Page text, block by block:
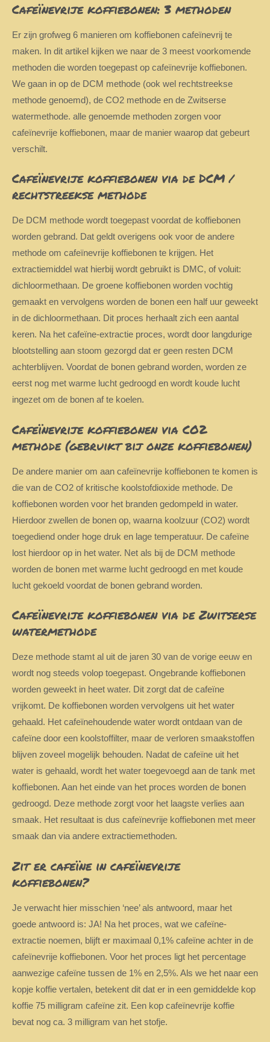
Cafeïnevrije koffiebonen: 3 methoden
Er zijn grofweg 6 manieren om koffiebonen cafeïnevrij te
maken. In dit artikel kijken we naar de 3 meest voorkomende
methoden die worden toegepast op cafeïnevrije koffiebonen.
We gaan in op de DCM methode (ook wel rechtstreekse
methode genoemd), de CO2 methode en de Zwitserse
watermethode. alle genoemde methoden zorgen voor
cafeïnevrije koffiebonen, maar de manier waarop dat gebeurt
verschilt.
Cafeïnevrije koffiebonen via de DCM /
rechtstreekse methode
De DCM methode wordt toegepast voordat de koffiebonen
worden gebrand. Dat geldt overigens ook voor de andere
methode om cafeïnevrije koffiebonen te krijgen. Het
extractiemiddel wat hierbij wordt gebruikt is DMC, of voluit:
dichloormethaan. De groene koffiebonen worden vochtig
gemaakt en vervolgens worden de bonen een half uur geweekt
in de dichloormethaan. Dit proces herhaalt zich een aantal
keren. Na het cafeïne-extractie proces, wordt door langdurige
blootstelling aan stoom gezorgd dat er geen resten DCM
achterblijven. Voordat de bonen gebrand worden, worden ze
eerst nog met warme lucht gedroogd en wordt koude lucht
ingezet om de bonen af te koelen.
Cafeïnevrije koffiebonen via CO2
methode (gebruikt bij onze koffiebonen)
De andere manier om aan cafeïnevrije koffiebonen te komen is
die van de CO2 of kritische koolstofdioxide methode. De
koffiebonen worden voor het branden gedompeld in water.
Hierdoor zwellen de bonen op, waarna koolzuur (CO2) wordt
toegediend onder hoge druk en lage temperatuur. De cafeïne
lost hierdoor op in het water. Net als bij de DCM methode
worden de bonen met warme lucht gedroogd en met koude
lucht gekoeld voordat de bonen gebrand worden.
Cafeïnevrije koffiebonen via de Zwitserse
watermethode
Deze methode stamt al uit de jaren 30 van de vorige eeuw en
wordt nog steeds volop toegepast. Ongebrande koffiebonen
worden geweekt in heet water. Dit zorgt dat de cafeïne
vrijkomt. De koffiebonen worden vervolgens uit het water
gehaald. Het cafeïnehoudende water wordt ontdaan van de
cafeïne door een koolstoffilter, maar de verloren smaakstoffen
blijven zoveel mogelijk behouden. Nadat de cafeïne uit het
water is gehaald, wordt het water toegevoegd aan de tank met
koffiebonen. Aan het einde van het proces worden de bonen
gedroogd. Deze methode zorgt voor het laagste verlies aan
smaak. Het resultaat is dus cafeïnevrije koffiebonen met meer
smaak dan via andere extractiemethoden.
Zit er cafeïne in cafeïnevrije
koffiebonen?
Je verwacht hier misschien ‘nee’ als antwoord, maar het
goede antwoord is: JA! Na het proces, wat we cafeïne-
extractie noemen, blijft er maximaal 0,1% cafeïne achter in de
cafeïnevrije koffiebonen. Voor het proces ligt het percentage
aanwezige cafeïne tussen de 1% en 2,5%. Als we het naar een
kopje koffie vertalen, betekent dit dat er in een gemiddelde kop
koffie 75 milligram cafeïne zit. Een kop cafeïnevrije koffie
bevat nog ca. 3 milligram van het stofje.